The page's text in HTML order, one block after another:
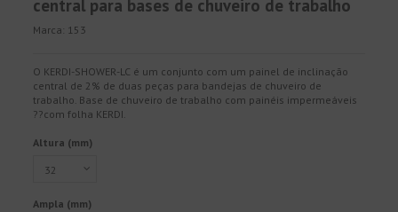
central para bases de chuveiro de trabalho
Marca: 153
O KERDI-SHOWER-LC é um conjunto com um painel de inclinação
central de 2% de duas peças para bandejas de chuveiro de
trabalho. Base de chuveiro de trabalho com painéis impermeáveis
??com folha KERDI.
Altura (mm)
Ampla (mm)